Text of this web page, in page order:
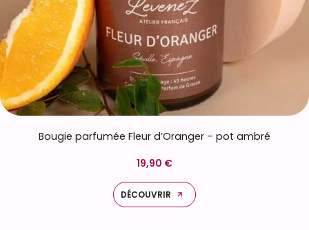
Bougie parfumée Fleur d’Oranger – pot ambré
19,90 €
DÉCOUVRIR